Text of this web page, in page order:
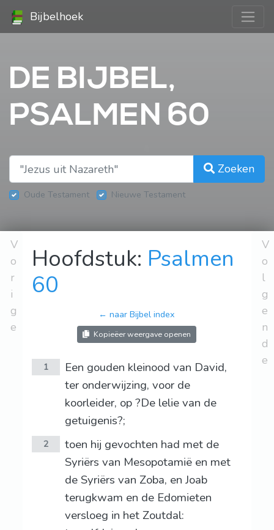
Bijbelhoek
DE BIJBEL,
PSALMEN 60
Zoeken
Oude Testament Nieuwe Testament
V
o
r
i
g
e
Hoofdstuk: Psalmen
60
← naar Bijbel index
Kopieëer weergave openen
1
Een gouden kleinood van David,
ter onderwijzing, voor de
koorleider, op ?De lelie van de
getuigenis?;
2
toen hij gevochten had met de
Syriërs van Mesopotamië en met
de Syriërs van Zoba, en Joab
terugkwam en de Edomieten
versloeg in het Zoutdal:
V
o
l
g
e
n
d
e